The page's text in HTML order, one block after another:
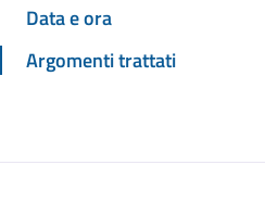
Data e ora
Argomenti trattati